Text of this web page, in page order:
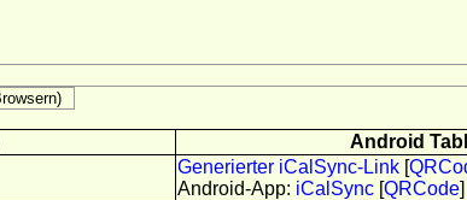
Android
Generierter iCalSync-Link [
Android-App: iCalSync [QRCode]